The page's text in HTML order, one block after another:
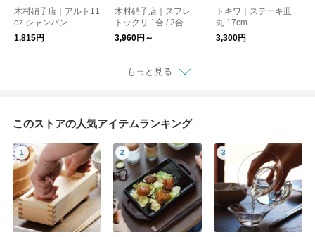
木村硝子店｜アルト11
oz シャンパン
1,815円
木村硝子店｜スフレ
トックリ 1合 / 2合
3,960円～
トキワ｜ステーキ皿
丸 17cm
3,300円
もっと見る
このストアの人気アイテムランキング